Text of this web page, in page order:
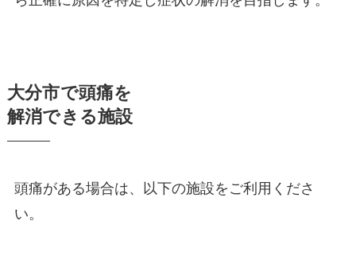
大分市で頭痛を
解消できる施設
頭痛がある場合は、以下の施設をご利用くださ
い。